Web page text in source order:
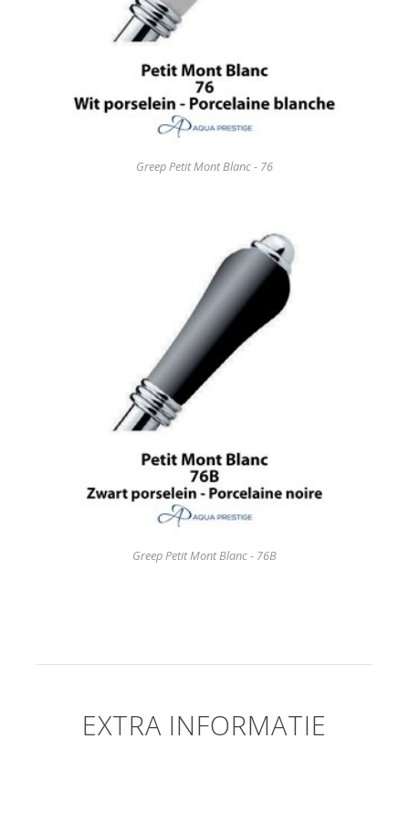
Greep Petit Mont Blanc - 76
Greep Petit Mont Blanc - 76B
EXTRA INFORMATIE